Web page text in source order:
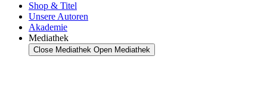
Shop & Titel
Unsere Autoren
Akademie
Mediathek
Close Mediathek Open Mediathek